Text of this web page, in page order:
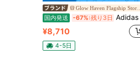
Glow Haven Flagship Store JP
国内発送 -67% 残り3日 Adidas SL 72 OG ブラック（JH7394）ユニセックス レトロランニングスニーカー – クラシックローカット スポーツシューズ デイリー用
¥8,710
4-5日